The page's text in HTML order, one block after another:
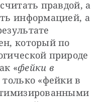
правдой, а
информацией, а
который по
природе
«фейки в
«фейки в